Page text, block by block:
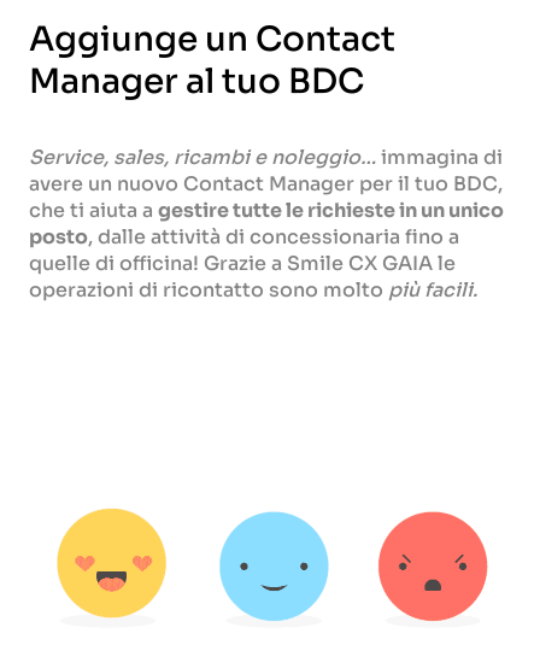
Aggiunge un Contact
Manager al tuo BDC
Service, sales, ricambi e noleggio…immagina di
avere un nuovo Contact Manager per il tuo BDC,
che ti aiuta a gestire tutte le richieste in un unico
posto, dalle attività di concessionaria fino a
quelle di officina! Grazie a Smile CX GAIA le
operazioni di ricontatto sono molto più facili.